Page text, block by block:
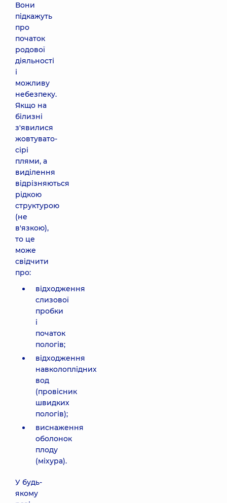
Вони
підкажуть
про
початок
родової
діяльності
і
можливу
небезпеку.
Якщо на
білизні
з'явилися
жовтувато-
сірі
плями, а
виділення
відрізняються
рідкою
структурою
(не
в'язкою),
то це
може
свідчити
про:
відходження
слизової
пробки
і
початок
пологів;
відходження
навколоплідних
вод
(провісник
швидких
пологів);
виснаження
оболонок
плоду
(міхура).
У будь-
якому